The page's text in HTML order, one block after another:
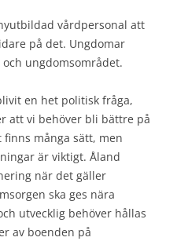
vårdpersonal att
på det. Ungdomar
ungdomsområdet.
en het politisk fråga,
att vi behöver bli bättre på
många sätt, men
är viktigt. Åland
när det gäller
ska ges nära
utvecklig behöver hållas
av boenden på